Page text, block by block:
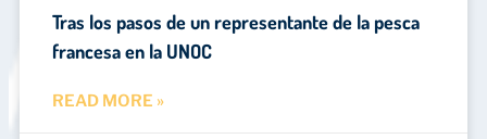
Tras los pasos de un representante de la pesca
francesa en la UNOC
READ MORE »